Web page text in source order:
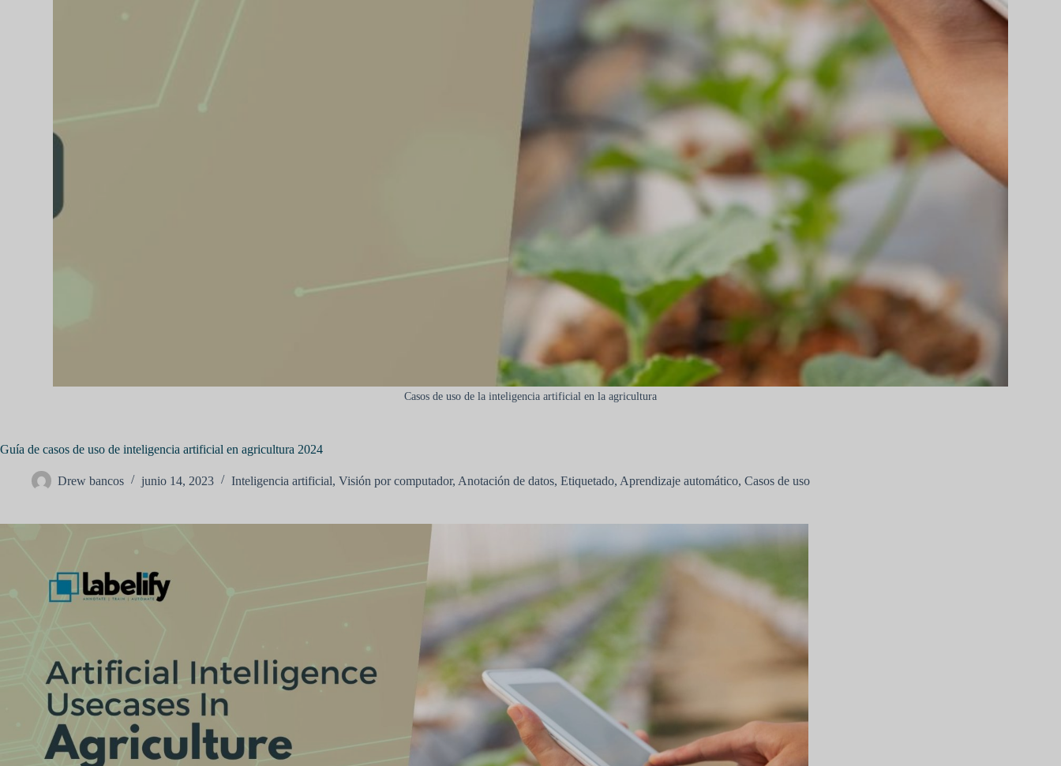
Casos de uso de la inteligencia artificial en la agricultura
Guía de casos de uso de inteligencia artificial en agricultura 2024
Drew bancos junio 14, 2023 Inteligencia artificial, Visión por computador, Anotación de datos, Etiquetado, Aprendizaje automático, Casos de uso